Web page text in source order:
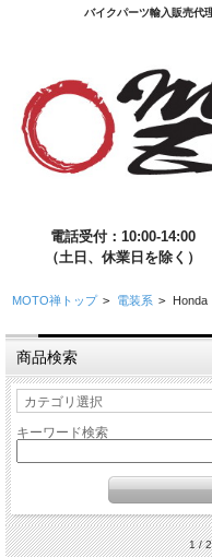
バイクパーツ輸入販売代
電話受付：10:00-14:00
（土日、休業日を除く）
MOTO禅トップ > 電装系 > Honda
商品検索
キーワード検索
1 /